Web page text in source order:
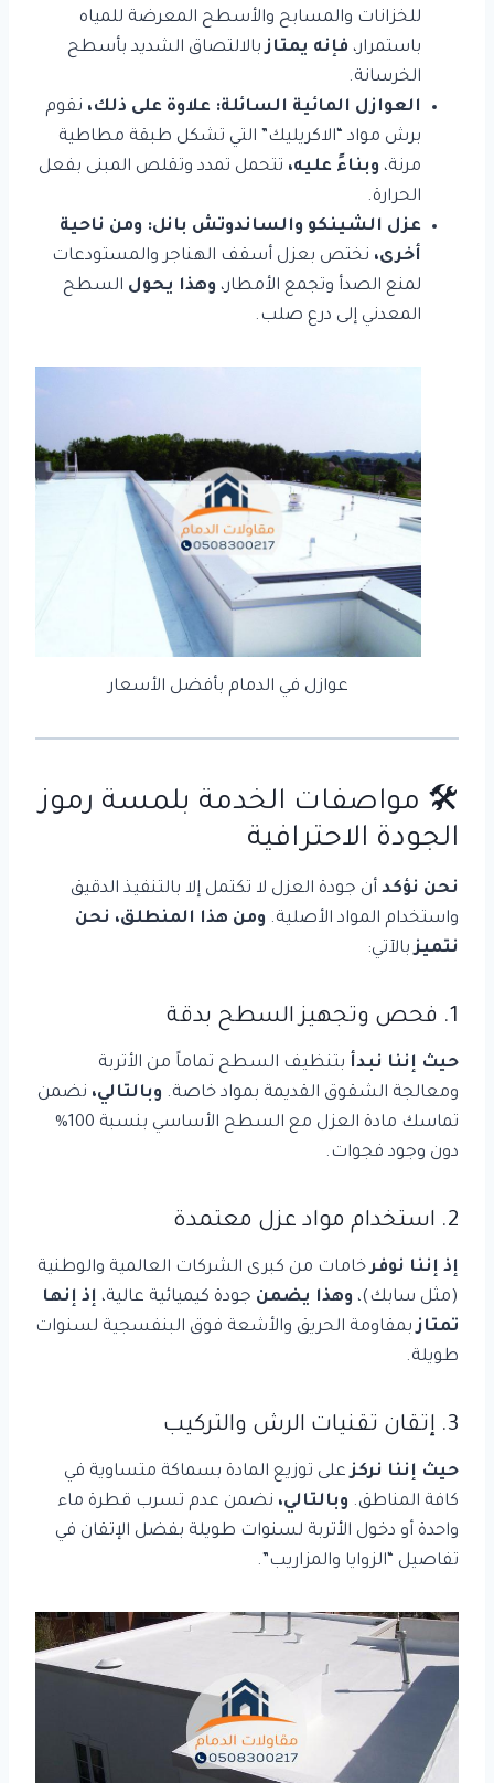
للخزانات والمسابح والأسطح المعرضة للمياه
باستمرار، فإنه يمتازبالالتصاق الشديد بأسطح
الخرسانة.
العوازل المائية السائلة: علاوة على ذلك، نقوم
برش مواد “الاكريليك” التي تشكل طبقة مطاطية
مرنة، وبناءً عليه، تتحمل تمدد وتقلص المبنى بفعل
الحرارة.
عزل الشينكو والساندوتش بانل: ومن ناحية
أخرى، نختص بعزل أسقف الهناجر والمستودعات
لمنع الصدأ وتجمع الأمطار، وهذا يحول السطح
المعدني إلى درع صلب.
عوازل في الدمام بأفضل الأسعار
🛠️ مواصفات الخدمة بلمسة رموز
الجودة الاحترافية
نحن نؤكد أن جودة العزل لا تكتمل إلا بالتنفيذ الدقيق
واستخدام المواد الأصلية. ومن هذا المنطلق، نحن
نتميزبالآتي:
1. فحص وتجهيز السطح بدقة
حيث إننا نبدأ بتنظيف السطح تماماً من الأتربة
ومعالجة الشقوق القديمة بمواد خاصة. وبالتالي، نضمن
تماسك مادة العزل مع السطح الأساسي بنسبة 100%
دون وجود فجوات.
2. استخدام مواد عزل معتمدة
إذ إننا نوفرخامات من كبرى الشركات العالمية والوطنية
(مثل سابك)، وهذا يضمن جودة كيميائية عالية، إذ إنها
تمتازبمقاومة الحريق والأشعة فوق البنفسجية لسنوات
طويلة.
3. إتقان تقنيات الرش والتركيب
حيث إننا نركزعلى توزيع المادة بسماكة متساوية في
كافة المناطق. وبالتالي، نضمن عدم تسرب قطرة ماء
واحدة أو دخول الأتربة لسنوات طويلة بفضل الإتقان في
تفاصيل “الزوايا والمزاريب”.